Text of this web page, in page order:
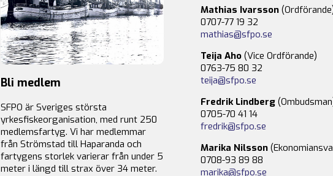
Bli medlem
SFPO är Sveriges största
yrkesfiskeorganisation, med runt 250
medlemsfartyg. Vi har medlemmar
från Strömstad till Haparanda och
fartygens storlek varierar från under 5
meter i längd till strax över 34 meter.
Mathias Ivarsson
0707-77 19 32
mathias@sfpo.se
Teija Aho (Vice Ordförande)
0763-75 80 32
teija@sfpo.se
Fredrik Lindberg
0705-70 41 14
fredrik@sfpo.se
Marika Nilsson
0708-93 89 88
marika@sfpo.se